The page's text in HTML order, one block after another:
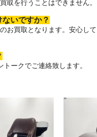
取を行うことはできません。
いですか？
お買取となります。安心して
ークでご連絡致します。